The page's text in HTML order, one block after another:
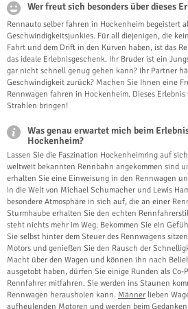
Wer freut sich besonders über dieses
Rennauto selber fahren in Hockenheim begeistert
Geschwindigkeitsjunkies. Für all diejenigen, die
Fahrt und dem Drift in den Kurven haben, ist das
das ideale Erlebnisgeschenk. Ihr Bruder ist ein
gar nicht schnell genug gehen kann? Ihr Partner
Geschwindigkeit zurück? Machen Sie Ihnen eine
Rennwagen fahren in Hockenheim. Dieses
Strahlen bringen!
Was genau erwartet mich beim
Hockenheim?
Lassen Sie die Faszination Hockenheimring auf
weltweit bekannten Rennbahn angekommen sind
erhalten Sie eine Einweisung in den Rennwagen
in die Welt von Michael Schumacher und Lewis
besondere Atmosphäre in sich auf, die an einer
Sturmhaube erhalten Sie den echten
steht nichts mehr im Weg. Bekommen Sie ein
Sie selbst hinter dem Steuer des Rennwagens
Motors und genießen Sie den Rausch der
Macht über den Wagen und können ihn nach
ausgetobt haben, dürfen Sie einige Runden als
Rennfahrer mitfahren. Sie werden ins Staunen
Rennwagen herausholen kann. Männer lieben
aufheulenden Motoren und werden beim